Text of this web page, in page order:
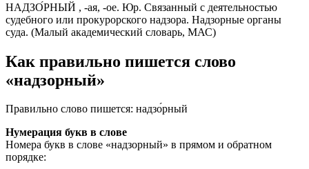
НАДЗО́РНЫЙ , -ая, -ое. Юр. Связанный с деятельностью
судебного или прокурорского надзора. Надзорные органы
суда. (Малый академический словарь, МАС)
Как правильно пишется слово
«надзорный»
Правильно слово пишется: надзо́рный
Нумерация букв в слове
Номера букв в слове «надзорный» в прямом и обратном
порядке: